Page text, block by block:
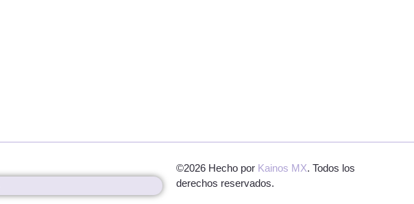
©2026 Hecho por Kainos MX. Todos los
derechos reservados.